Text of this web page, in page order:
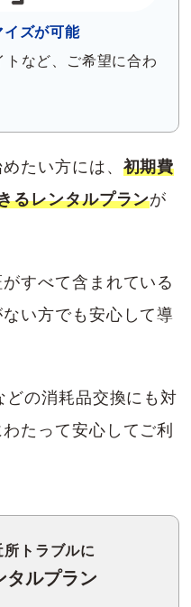
イズが可能
など、ご希望に合わ
たい方には、 初期費
るレンタルプランが
すべて含まれている
い方でも安心して導
の消耗品交換にも対
たって安心してご利
トラブルに
タルプラン